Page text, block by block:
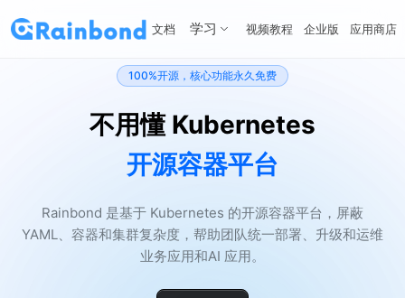
文档 学习 视频教程 企业版 应用商店
100%开源，核心功能永久免费
不用懂 Kubernetes
开源容器平台
Rainbond 是基于 Kubernetes 的开源容器平台，屏蔽
YAML、容器和集群复杂度，帮助团队统一部署、升级和运维
业务应用和AI 应用。